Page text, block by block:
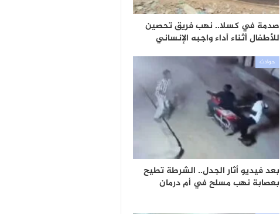
صدمة في كسلا.. نهب فريق تحصين
للأطفال أثناء أداء واجبه الإنساني
حوادث
بعد فيديو أثار الجدل.. الشرطة تطيح
بعصابة نهب مسلح في أم درمان